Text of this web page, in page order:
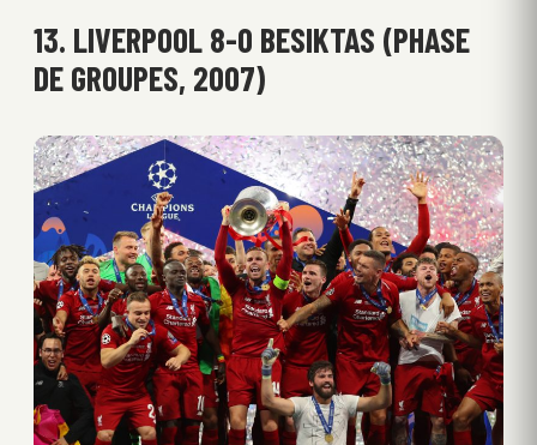
13. LIVERPOOL 8-0 BESIKTAS (PHASE
DE GROUPES, 2007)